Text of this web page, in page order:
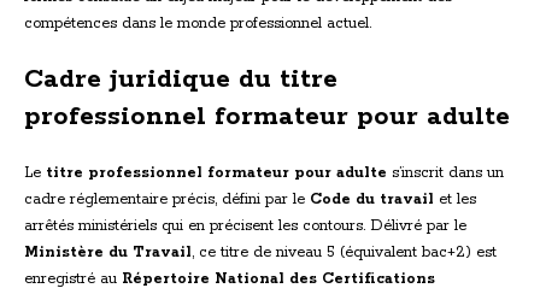
compétences dans le monde professionnel actuel.
Cadre juridique du titre
professionnel formateur pour adulte
Le titre professionnel formateur pour adulte s’inscrit dans un
cadre réglementaire précis, défini par le Code du travail et les
arrêtés ministériels qui en précisent les contours. Délivré par le
Ministère du Travail, ce titre de niveau 5 (équivalent bac+2) est
enregistré au Répertoire National des Certifications